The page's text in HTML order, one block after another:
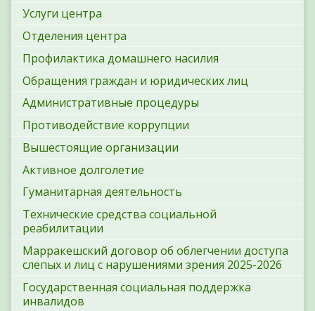
Услуги центра
Отделения центра
Профилактика домашнего насилия
Обращения граждан и юридических лиц
Административные процедуры
Противодействие коррупции
Вышестоящие организации
Активное долголетие
Гуманитарная деятельность
Технические средства социальной
реабилитации
Марракешский договор об облегчении доступа
слепых и лиц с нарушениями зрения 2025-2026
Государственная социальная поддержка
инвалидов